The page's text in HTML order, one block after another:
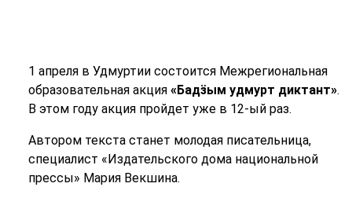
1 апреля в Удмуртии состоится Межрегиональная
образовательная акция «Бадӟым удмурт диктант».
В этом году акция пройдет уже в 12-ый раз.
Автором текста станет молодая писательница,
специалист «Издательского дома национальной
прессы» Мария Векшина.